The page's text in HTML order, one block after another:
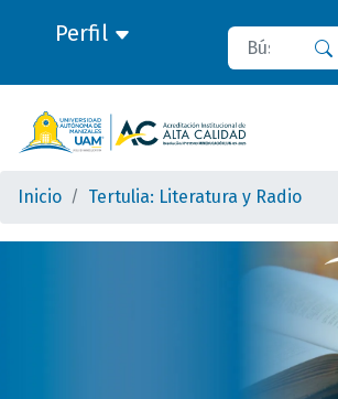
Perfil Buscar
Inicio Tertulia: Literatura y Radio